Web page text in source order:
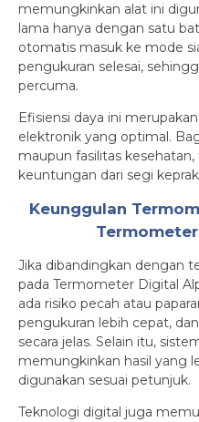
memungkinkan alat ini
lama hanya dengan satu
otomatis masuk ke mode
pengukuran selesai,
percuma.
Efisiensi daya ini
elektronik yang optimal.
maupun fasilitas
keuntungan dari segi
Keunggulan
Jika dibandingkan dengan
pada Termometer Digital
ada risiko pecah atau
pengukuran lebih cepat,
secara jelas. Selain itu,
memungkinkan hasil yang
digunakan sesuai petunjuk.
Teknologi digital juga